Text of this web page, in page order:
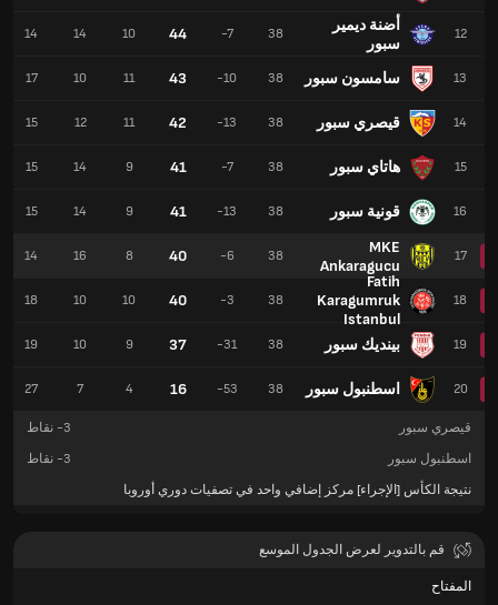
12
أضنة ديمير
سبور
13 سامسون سبور
14 قيصري سبور
15 هاتاي سبور
16 قونية سبور
17
MKE
Ankaragucu
18
Fatih
Karagumruk
Istanbul
19 بينديك سبور
20 اسطنبول سبور
38
-7
44
10
14
14
38
-10
43
11
10
17
38
-13
42
11
12
15
38
-7
41
9
14
15
38
-13
41
9
14
15
38
-6
40
8
16
14
38
-3
40
10
10
18
38
-31
37
9
10
19
38
-53
16
4
7
27
قيصري سبور -3 نقاط
اسطنبول سبور
-3 نقاط
نتيجة الكأس [الإجراء] مركز إضافي واحد في تصفيات دوري أوروبا
قم بالتدوير لعرض الجدول الموسع
المفتاح